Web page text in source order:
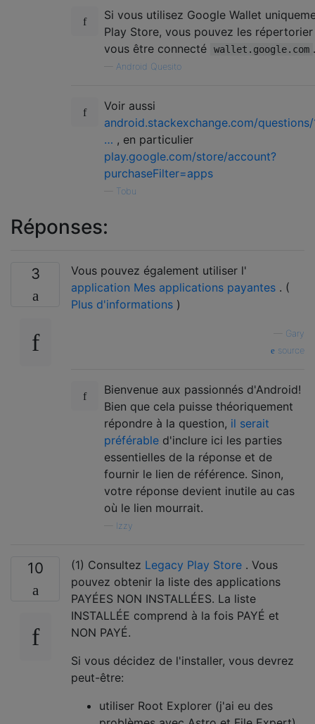
Si vous utilisez Google Wallet
Play Store, vous pouvez les
vous être connecté
wallet.google.com .
Android Quesito
Voir aussi
android.stackexchange.com/
… , en particulier
play.google.com/store/account?
purchaseFilter=apps
Tobu
Réponses:
3
Vous pouvez également utiliser l'
application Mes applications payantes . (
Plus d'informations )
Gary
source
Bienvenue aux passionnés d'Android!
Bien que cela puisse théoriquement
répondre à la question, il serait
préférable d'inclure ici les parties
essentielles de la réponse et de
fournir le lien de référence. Sinon,
votre réponse devient inutile au cas
où le lien mourrait.
Izzy
10 (1) Consultez Legacy Play Store . Vous
pouvez obtenir la liste des applications
PAYÉES NON INSTALLÉES. La liste
INSTALLÉE comprend à la fois PAYÉ et
NON PAYÉ.
Si vous décidez de l'installer, vous devrez
peut-être:
utiliser Root Explorer (j'ai eu des